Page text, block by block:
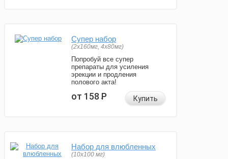
Супер набор
(2х160мг, 4х80мг)
Попробуй все супер
препараты для усиления
эрекции и продления
полового акта!
от 158Р Купить
Набор для влюбленных
(10х100 мг)